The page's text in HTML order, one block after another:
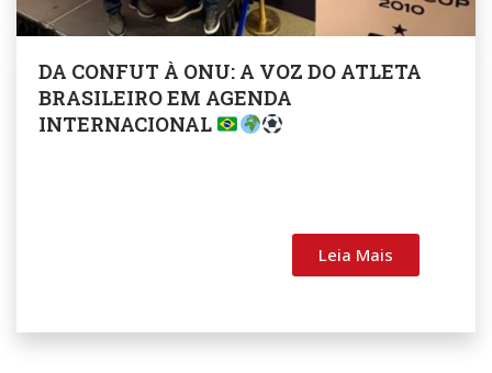
DA CONFUT À ONU: A VOZ DO ATLETA
BRASILEIRO EM AGENDA
INTERNACIONAL
Leia Mais